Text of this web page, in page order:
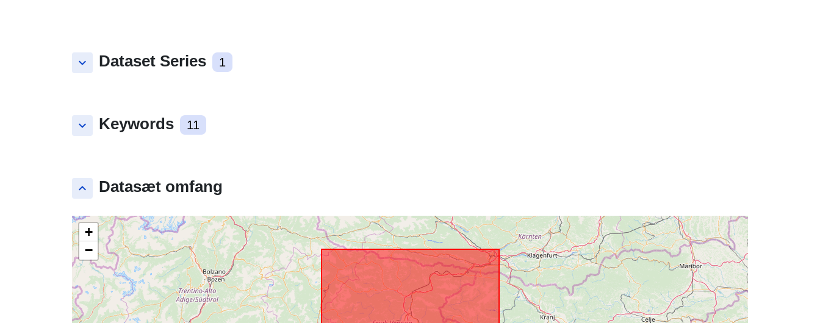
keyboard_arrow_down Dataset Series 1
keyboard_arrow_down Keywords 11
keyboard_arrow_up Datasæt omfang
+
−